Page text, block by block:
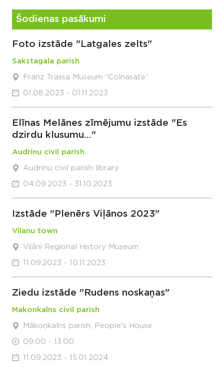
Šodienas pasākumi
Foto izstāde "Latgales zelts"
Sakstagala parish
Franz Trassa Museum “Colnasate”
01.08.2023 - 01.11.2023
Elīnas Melānes zīmējumu izstāde "Es
dzirdu klusumu..."
Audrinu civil parish
Audrinu civil parish library
04.09.2023 - 31.10.2023
Izstāde "Plenērs Viļānos 2023"
Vilanu town
Viļāni Regional History Museum
11.09.2023 - 10.11.2023
Ziedu izstāde "Rudens noskaņas"
Makonkalns civil parish
Mākoņkalns parish, People's House
09:00 - 13:00
11.09.2023 - 15.01.2024